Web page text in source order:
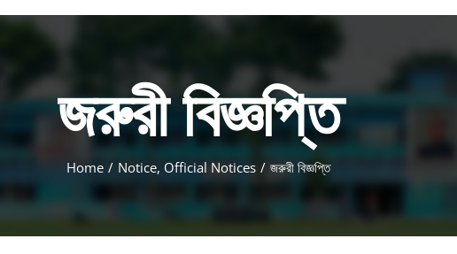
জরুরী বিজ্ঞপ্তি
Home / Notice, Official Notices / জরুরী বিজ্ঞপ্তি